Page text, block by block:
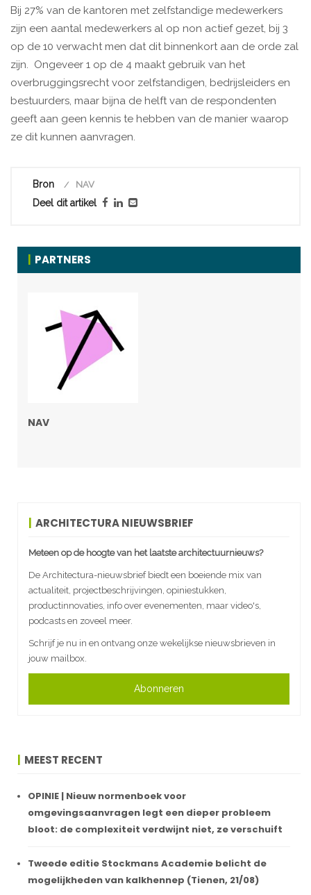
Bij 27% van de kantoren met zelfstandige medewerkers
zijn een aantal medewerkers al op non actief gezet, bij 3
op de 10 verwacht men dat dit binnenkort aan de orde zal
zijn. Ongeveer 1 op de 4 maakt gebruik van het
overbruggingsrecht voor zelfstandigen, bedrijsleiders en
bestuurders, maar bijna de helft van de respondenten
geeft aan geen kennis te hebben van de manier waarop
ze dit kunnen aanvragen.
Bron NAV
Deel dit artikel
PARTNERS
NAV
ARCHITECTURA NIEUWSBRIEF
Meteen op de hoogte van het laatste architectuurnieuws?
De Architectura-nieuwsbrief biedt een boeiende mix van
actualiteit, projectbeschrijvingen, opiniestukken,
productinnovaties, info over evenementen, maar video's,
podcasts en zoveel meer.
Schrijf je nu in en ontvang onze wekelijkse nieuwsbrieven in
jouw mailbox.
Abonneren
MEEST RECENT
OPINIE | Nieuw normenboek voor
omgevingsaanvragen legt een dieper probleem
bloot: de complexiteit verdwijnt niet, ze verschuift
Tweede editie Stockmans Academie belicht de
mogelijkheden van kalkhennep (Tienen, 21/08)